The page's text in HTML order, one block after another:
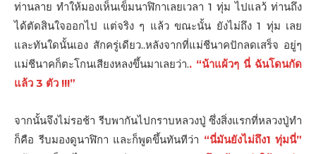
ท่านลาย ทำให้มองเห็นเข็มนาฬิกาเลยเวลา 1 ทุ่ม ไปแลว้ ท่านถึง
ได้ตัดสินใจออกไป แต่จริง ๆ แล้ว ขณะนั้น ยังไม่ถึง 1 ทุ่ม เลย
และทันใดนั้นเอง สักครู่เดียว..หลังจากที่แม่ชีนาคปักลดเสร็จ อยู่ๆ
แม่ชีนาคก็ตะโกนเสียงหลงขึ้นมาเลยว่า.. “น้าแผ้วๆ นี่ ฉันโดนกัด
แล้ว 3 ตัว !!!”
จากนั้นจึงไม่รอช้า รีบพากันไปกราบหลวงปู่ ซึ่งสิ่งแรกที่หลวงปู่ทำ
ก็คือ รีบมองดูนาฬิกา และก็พูดขึ้นทันทีว่า “นี่มันยังไม่ถึง1 ทุ่มนี่”